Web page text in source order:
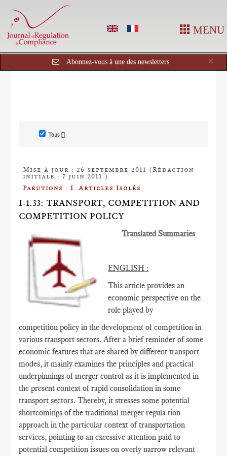
MENU
×
Abonnez-vous à une des newsletters
Tous []
Mise à jour : 26 septembre 2011 (Rédaction
initiale : 7 juin 2011 )
Parutions : I. Articles Isolés
I-1.33: TRANSPORT, COMPETITION AND
COMPETITION POLICY
Translated Summaries
ENGLISH :
This article provides an
economic perspective on the
role played by
competition policy in the development of competition in
various transport sectors. After a brief reminder of some
economic features that are shared by different transport
modes, it mainly examines the principles and practical
underpinnings of merger control as it is implemented in
the present context of rapid consolidation in some
transport sectors. Thereby, it stresses some potential
shortcomings of the traditional merger regula tion
approach in the particular context of transportation
services, pointing to an excessive attention paid to
potential competition issues on overly narrow relevant